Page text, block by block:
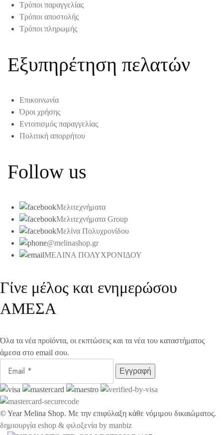
Τρόποι παραγγελίας
Τρόποι αποστολής
Τρόποι πληρωμής
Εξυπηρέτηση πελατών
Επικοινωνία
Όροι χρήσης
Εντοπισμός παραγγελίας
Πολιτική απορρήτου
Follow us
Μελιτεχνήματα
Μελιτεχνήματα Group
Μελίνα Πολυχρονίδου
@melinashop.gr
ΜΕΛΙΝΑ ΠΟΛΥΧΡΟΝΙΔΟΥ
Γίνε μέλος και ενημερώσου
ΑΜΕΣΑ
Όλα τα νέα προϊόντα, οι εκπτώσεις και τα νέα του καταστήματος
άμεσα στο email σου.
©YearMelina Shop. Με την επιφύλαξη κάθε νόμιμου δικαιώματος.
δημιουργία eshop & φιλοξενία by manbiz